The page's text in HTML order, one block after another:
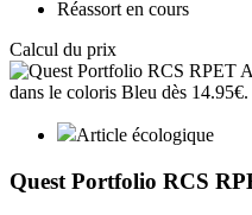
Réassort en cours
Calcul du prix
Article écologique
Quest Portfolio RCS